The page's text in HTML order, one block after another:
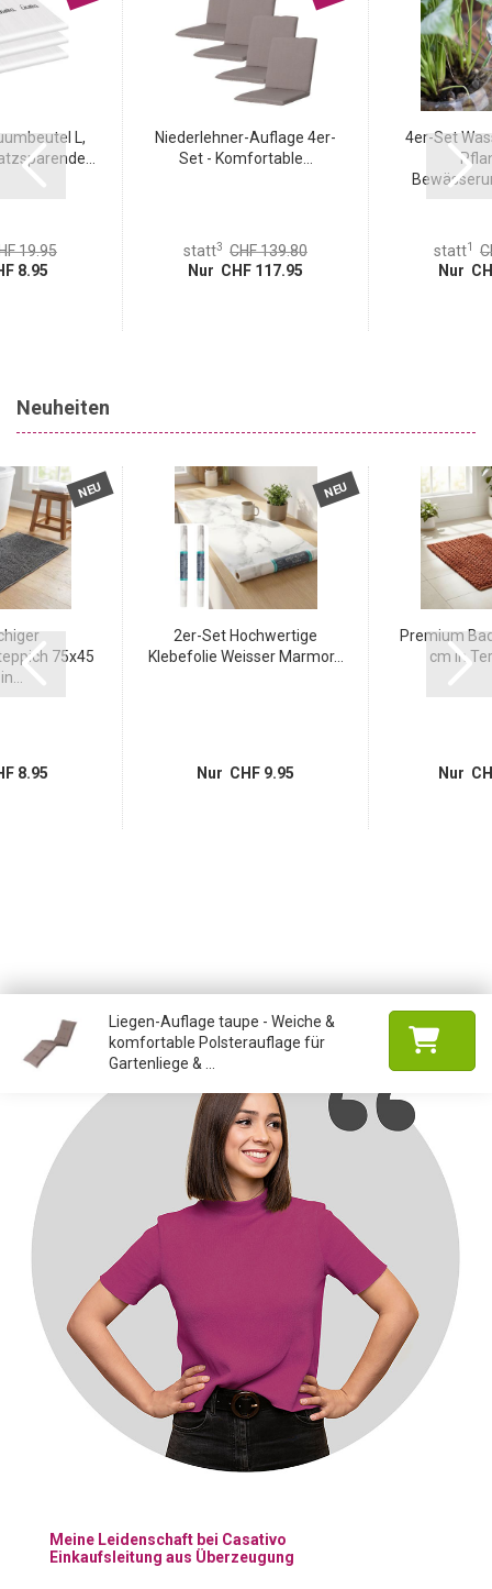
L,
19.95
8.95
Niederlehner-Auflage 4er-
Set - Komfortable...
statt3 CHF 139.80
Nur CHF 117.95
4er-Set
statt1
Nur
Neuheiten
NEU
75x45
8.95
NEU
2er-Set Hochwertige
Klebefolie Weisser Marmor...
Nur CHF 9.95
Premium
cm in
Nur
Liegen-Auflage taupe - Weiche &
komfortable Polsterauflage für
Gartenliege & ...
Meine Leidenschaft bei Casativo
Einkaufsleitung aus Überzeugung